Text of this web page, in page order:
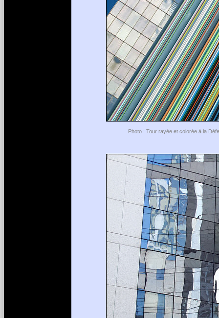
Photo : Tour rayée et colorée à la